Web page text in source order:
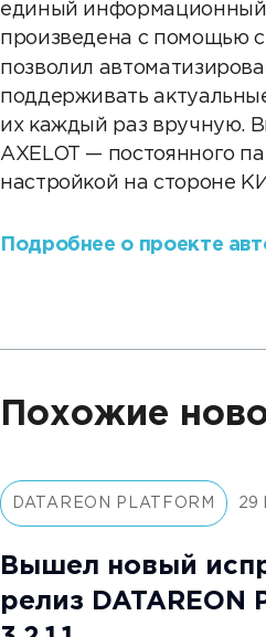
единый информационный
произведена с помощью
позволил
поддерживать
их каждый раз вручную.
AXELOT — постоянного
настройкой на стороне
Подробнее о проекте
Похожие
DATAREON PLATFORM 29
Вышел новый
релиз DATAREON